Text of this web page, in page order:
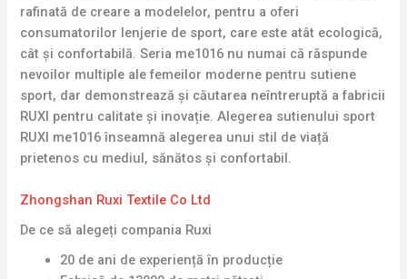
rafinată de creare a modelelor, pentru a oferi
consumatorilor lenjerie de sport, care este atât ecologică,
cât și confortabilă. Seria me1016 nu numai că răspunde
nevoilor multiple ale femeilor moderne pentru sutiene
sport, dar demonstrează și căutarea neîntreruptă a fabricii
RUXI pentru calitate și inovație. Alegerea sutienului sport
RUXI me1016 înseamnă alegerea unui stil de viață
prietenos cu mediul, sănătos și confortabil.
Zhongshan Ruxi Textile Co Ltd
De ce să alegeți compania Ruxi
20 de ani de experiență în producție